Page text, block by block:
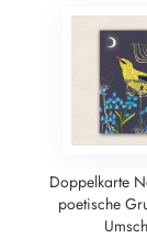
Doppelkarte
poetische